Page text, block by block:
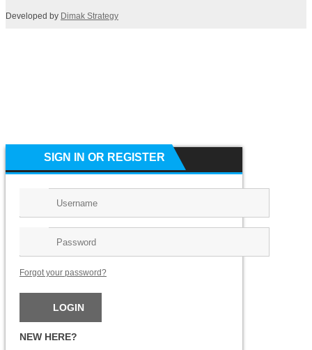
Developed by Dimak Strategy
SIGN IN OR REGISTER
Forgot your password?
NEW HERE?